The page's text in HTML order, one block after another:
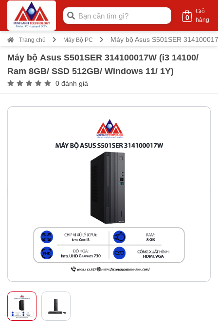
Giỏ
hàng
0
Trang chủ Máy Bộ PC Máy bộ Asus S501SER
Máy bộ Asus S501SER 314100017W (i3 14100/
Ram 8GB/ SSD 512GB/ Windows 11/ 1Y)
0 đánh giá